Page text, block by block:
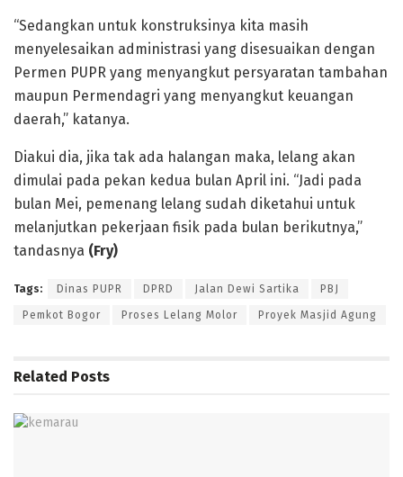
“Sedangkan untuk konstruksinya kita masih
menyelesaikan administrasi yang disesuaikan dengan
Permen PUPR yang menyangkut persyaratan tambahan
maupun Permendagri yang menyangkut keuangan
daerah,” katanya.
Diakui dia, jika tak ada halangan maka, lelang akan
dimulai pada pekan kedua bulan April ini. “Jadi pada
bulan Mei, pemenang lelang sudah diketahui untuk
melanjutkan pekerjaan fisik pada bulan berikutnya,”
tandasnya (Fry)
Tags: Dinas PUPR DPRD Jalan Dewi Sartika PBJ
Pemkot Bogor Proses Lelang Molor Proyek Masjid Agung
Related Posts